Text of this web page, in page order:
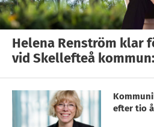
Helena Renström klar
vid Skellefteå
efter tio